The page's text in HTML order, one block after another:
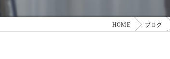
HOME ブログ